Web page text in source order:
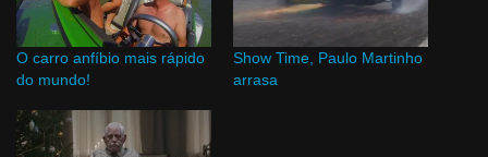
O carro anfíbio mais rápido
do mundo!
Show Time, Paulo Martinho
arrasa